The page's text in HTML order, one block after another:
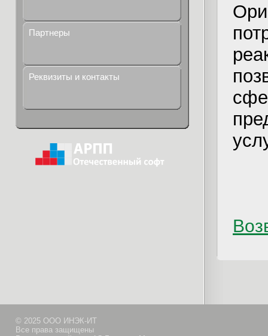
Партнеры
Реквизиты и контакты
© 2025 ООО ИНЭК-ИТ
Все права защищены